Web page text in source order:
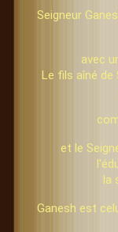
Seigneur
avec
Le fils aîné de
et le
la
Ganesh est